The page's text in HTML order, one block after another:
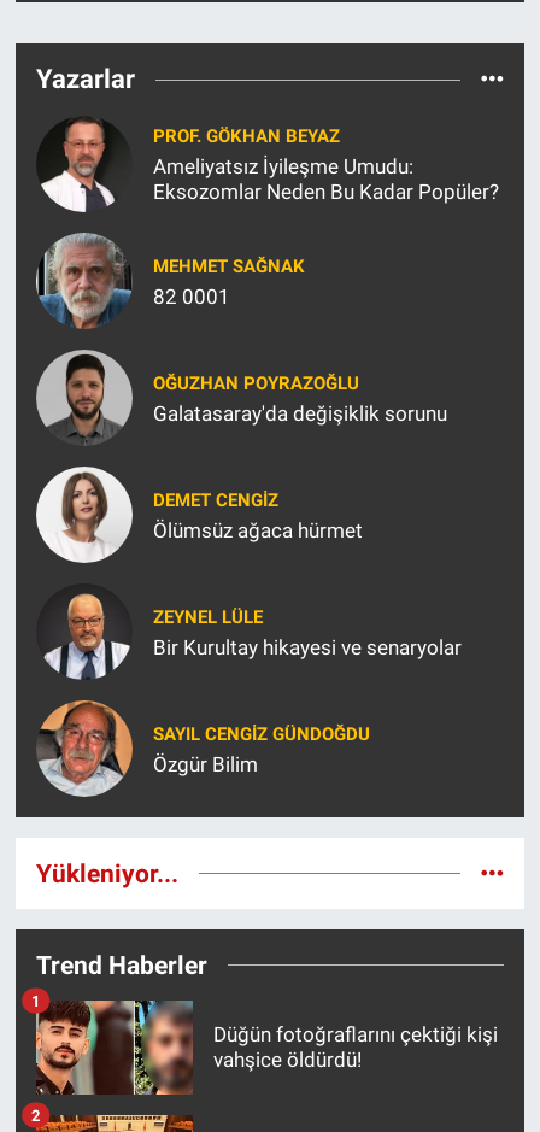
Yazarlar
PROF. GÖKHAN BEYAZ
Ameliyatsız İyileşme Umudu:
Eksozomlar Neden Bu Kadar Popüler?
MEHMET SAĞNAK
82 0001
OĞUZHAN POYRAZOĞLU
Galatasaray'da değişiklik sorunu
DEMET CENGIZ
Ölümsüz ağaca hürmet
ZEYNEL LÜLE
Bir Kurultay hikayesi ve senaryolar
SAYIL CENGIZ GÜNDOĞDU
Özgür Bilim
Yükleniyor...
Trend Haberler
Düğün fotoğraflarını çektiği kişi
vahşice öldürdü!
1
2
Canlı Yayın